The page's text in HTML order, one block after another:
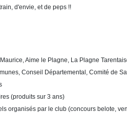
d'envie, et de peps !!
Aime le Plagne, La Plagne
Conseil Départemental, Comité de
(produits sur 3 ans)
organisés par le club (concours belote,